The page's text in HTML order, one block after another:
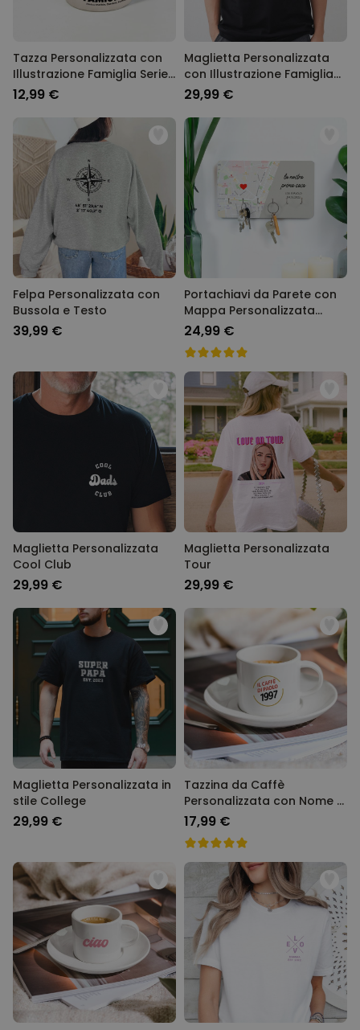
Tazza Personalizzata con
Illustrazione Famiglia Serie
Animata
12,99 €
Maglietta Personalizzata
con Illustrazione Famiglia
Serie Animata
29,99 €
Felpa Personalizzata con
Bussola e Testo
39,99 €
Portachiavi da Parete con
Mappa Personalizzata
Dove tutto è iniziato
24,99 €
Maglietta Personalizzata
Cool Club
29,99 €
Maglietta Personalizzata
Tour
29,99 €
Maglietta Personalizzata in
stile College
29,99 €
Tazzina da Caffè
Personalizzata con Nome e
Anno
17,99 €